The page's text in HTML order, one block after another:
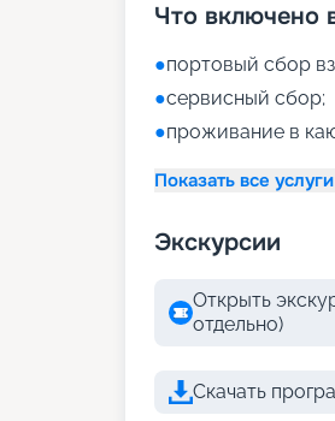
Что включено
●портовый сбор
●сервисный сбор;
●проживание в
Показать все услуги
Экскурсии
Открыть
отдельно)
Скачать